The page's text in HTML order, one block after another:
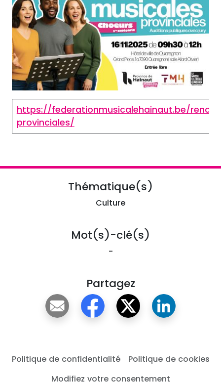
https://federationmusicalehainaut.be/
provinciales/
Thématique(s)
Culture
Mot(s)-clé(s)
-
Partagez
Politique de confidentialité
Politique de cookies
Modifiez votre consentement